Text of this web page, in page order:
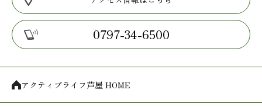
0797-34-6500
アクティブライフ芦屋 HOME